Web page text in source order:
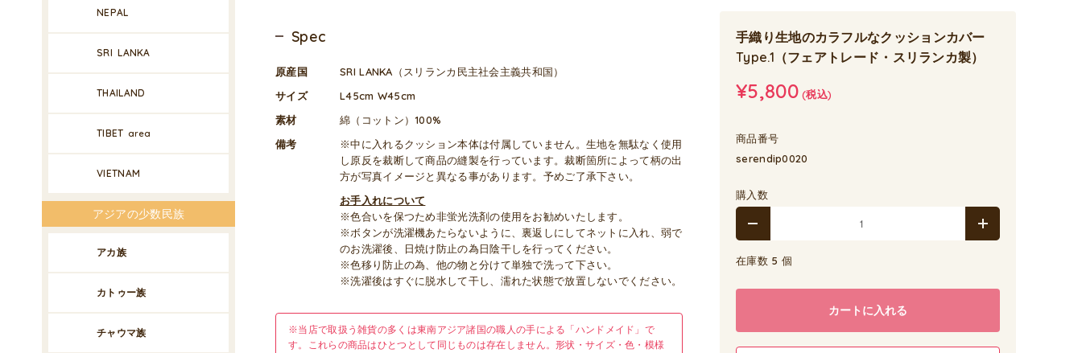
Spec
原産国
SRI LANKA（スリランカ民主社会主義共和国）
サイズ
L45cm W45cm
素材
綿（コットン）100%
備考
※中に入れるクッション本体は付属していません。生地を無駄なく使用
し原反を裁断して商品の縫製を行っています。裁断箇所によって柄の出
方が写真イメージと異なる事があります。予めご了承下さい。
お手入れについて
※色合いを保つため非蛍光洗剤の使用をお勧めいたします。
※ボタンが洗濯機あたらないように、裏返しにしてネットに入れ、弱で
のお洗濯後、日焼け防止の為日陰干しを行ってください。
※色移り防止の為、他の物と分けて単独で洗って下さい。
※洗濯後はすぐに脱水して干し、濡れた状態で放置しないでください。
※当店で取扱う雑貨の多くは東南アジア諸国の職人の手による「ハンドメイド」で
す。これらの商品はひとつとして同じものは存在しません。形状・サイズ・色・模様
手織り生地のカラフルなクッションカバー
Type.1（フェアトレード・スリランカ製）
¥5,800(税込)
商品番号
serendip0020
購入数
在庫数 5 個
カートに入れる
NEPAL
SRI LANKA
THAILAND
TIBET area
VIETNAM
アジアの少数民族
アカ族
カトゥー族
チャウマ族